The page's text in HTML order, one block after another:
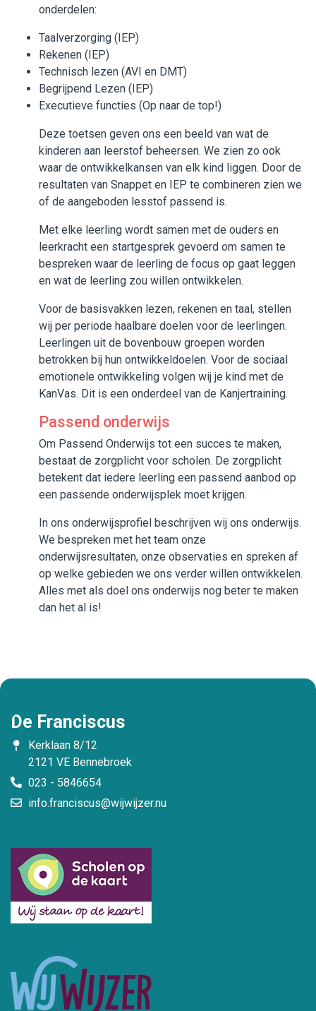
onderdelen:
Taalverzorging (IEP)
Rekenen (IEP)
Technisch lezen (AVI en DMT)
Begrijpend Lezen (IEP)
Executieve functies (Op naar de top!)
Deze toetsen geven ons een beeld van wat de
kinderen aan leerstof beheersen. We zien zo ook
waar de ontwikkelkansen van elk kind liggen. Door de
resultaten van Snappet en IEP te combineren zien we
of de aangeboden lesstof passend is.
Met elke leerling wordt samen met de ouders en
leerkracht een startgesprek gevoerd om samen te
bespreken waar de leerling de focus op gaat leggen
en wat de leerling zou willen ontwikkelen.
Voor de basisvakken lezen, rekenen en taal, stellen
wij per periode haalbare doelen voor de leerlingen.
Leerlingen uit de bovenbouw groepen worden
betrokken bij hun ontwikkeldoelen. Voor de sociaal
emotionele ontwikkeling volgen wij je kind met de
KanVas. Dit is een onderdeel van de Kanjertraining.
Passend onderwijs
Om Passend Onderwijs tot een succes te maken,
bestaat de zorgplicht voor scholen. De zorgplicht
betekent dat iedere leerling een passend aanbod op
een passende onderwijsplek moet krijgen.
In ons onderwijsprofiel beschrijven wij ons onderwijs.
We bespreken met het team onze
onderwijsresultaten, onze observaties en spreken af
op welke gebieden we ons verder willen ontwikkelen.
Alles met als doel ons onderwijs nog beter te maken
dan het al is!
De Franciscus
Kerklaan 8/12
2121 VE Bennebroek
023 - 5846654
info.franciscus@wijwijzer.nu